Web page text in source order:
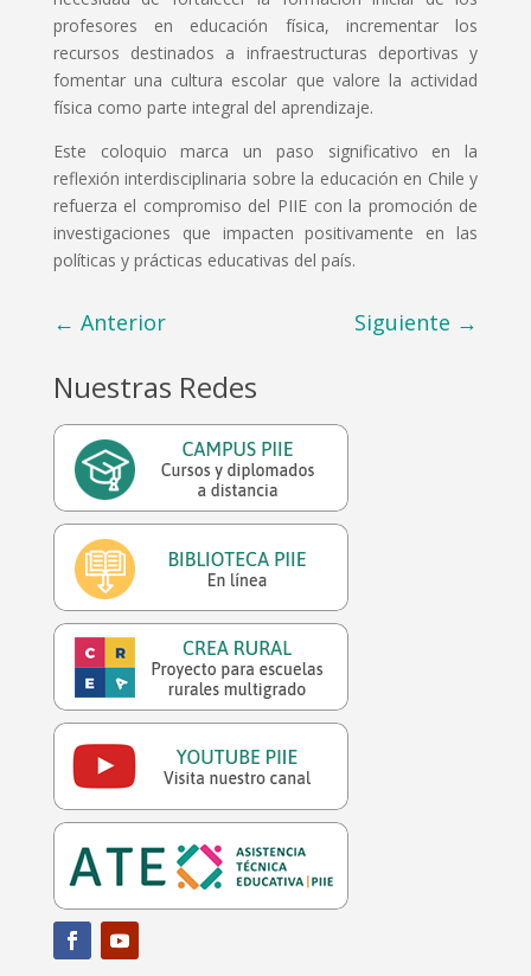
profesores en educación física, incrementar los
recursos destinados a infraestructuras deportivas y
fomentar una cultura escolar que valore la actividad
física como parte integral del aprendizaje.
Este coloquio marca un paso significativo en la
reflexión interdisciplinaria sobre la educación en Chile y
refuerza el compromiso del PIIE con la promoción de
investigaciones que impacten positivamente en las
políticas y prácticas educativas del país.
← Anterior Siguiente →
Nuestras Redes